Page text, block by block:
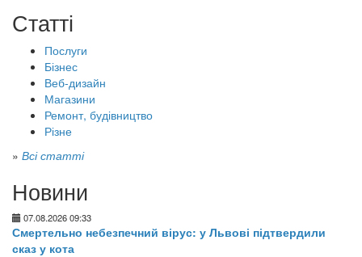
Статті
Послуги
Бізнес
Веб-дизайн
Магазини
Ремонт, будівництво
Різне
» Всі статті
Новини
07.08.2026 09:33
Смертельно небезпечний вірус: у Львові підтвердили
сказ у кота